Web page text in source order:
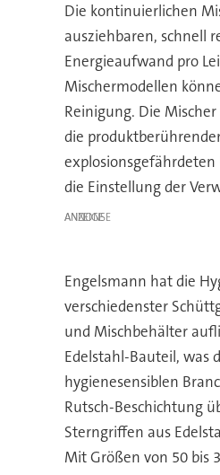
Die kontinuierlichen
ausziehbaren, schnell
Energieaufwand pro
Mischermodellen
Reinigung. Die
die
die Einstellung der
ANZEIGE
Engelsmann hat die
verschiedenster
und Mischbehälter
Edelstahl-Bauteil, was
hygienesensiblen
Rutsch-Beschichtung
Sterngriffen aus
Mit Größen von 50 bis